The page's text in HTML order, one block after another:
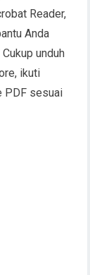
Reader,
Anda
unduh
ikuti
PDF sesuai